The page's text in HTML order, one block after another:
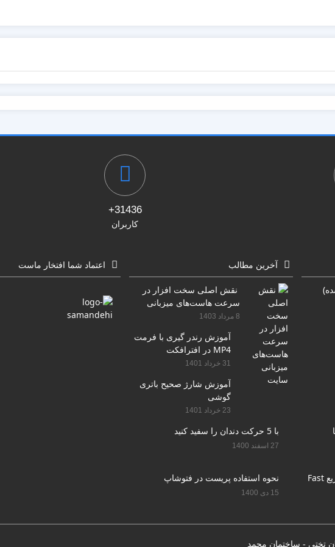
31436+
کاربران
پروژه داوینچی ریزالو افتتاحیه سریع Fast
آخرین مطالب
نقش اصلی سخت افزار در
سرعت هاست‌های میزبانی
سایت
8 مرداد 1403
آموزش رندر گیری با فرمت
MP4 در افترافکت
31 خرداد 1401
آموزش شارژ صحیح باتری
گوشی
23 خرداد 1401
با 5 حرکت دندان را سفید کنید
27 اسفند 1400
نحوه استفاده پریست در فتوشاپ
15 دی 1400
اعتماد شما افتخار ماست
تختی - ساختمان محمد